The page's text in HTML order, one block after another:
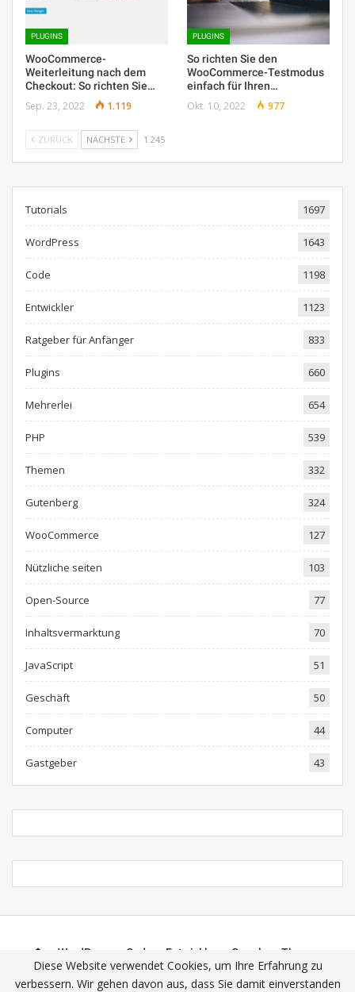
PLUGINS
WooCommerce-
Weiterleitung nach dem
Checkout: So richten Sie…
Sep. 23, 2022 1.119
PLUGINS
So richten Sie den
WooCommerce-Testmodus
einfach für Ihren…
Okt. 10, 2022 977
ZURÜCK NÄCHSTE 1 245
Tutorials 1697
WordPress 1643
Code 1198
Entwickler 1123
Ratgeber für Anfänger 833
Plugins 660
Mehrerlei 654
PHP 539
Themen 332
Gutenberg 324
WooCommerce 127
Nützliche seiten 103
Open-Source 77
Inhaltsvermarktung 70
JavaScript 51
Geschäft 50
Computer 44
Gastgeber 43
WordPress Code Entwickler Google
Themen
Plugins
Tutorials Mehrerlei
Diese Website verwendet Cookies, um Ihre Erfahrung zu
verbessern. Wir gehen davon aus, dass Sie damit einverstanden